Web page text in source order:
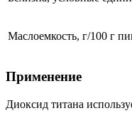
Маслоемкость, г/100 г
Применение
Диоксид титана